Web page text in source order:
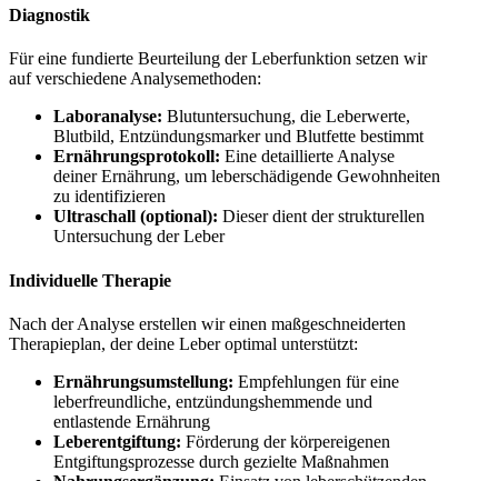
Diagnostik
Für eine fundierte Beurteilung der Leberfunktion setzen wir
auf verschiedene Analysemethoden:
Laboranalyse: Blutuntersuchung, die Leberwerte,
Blutbild, Entzündungsmarker und Blutfette bestimmt
Ernährungsprotokoll: Eine detaillierte Analyse
deiner Ernährung, um leberschädigende Gewohnheiten
zu identifizieren
Ultraschall (optional): Dieser dient der strukturellen
Untersuchung der Leber
Individuelle Therapie
Nach der Analyse erstellen wir einen maßgeschneiderten
Therapieplan, der deine Leber optimal unterstützt:
Ernährungsumstellung: Empfehlungen für eine
leberfreundliche, entzündungshemmende und
entlastende Ernährung
Leberentgiftung: Förderung der körpereigenen
Entgiftungsprozesse durch gezielte Maßnahmen